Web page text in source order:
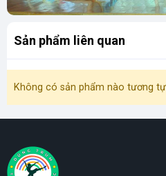
Sản phẩm liên quan
Không có sản phẩm nào tương tự